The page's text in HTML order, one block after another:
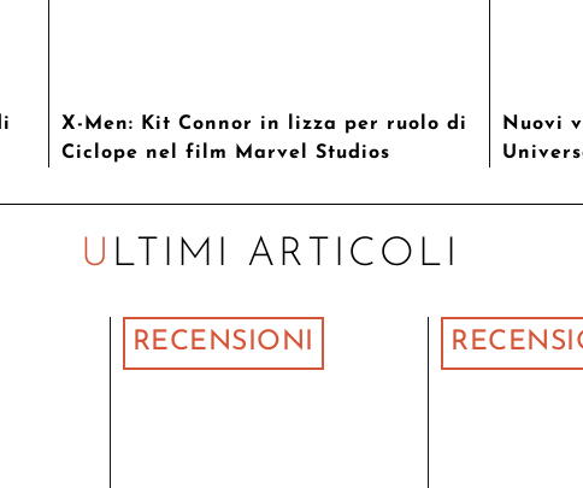
X-Men: Kit Connor in lizza per ruolo di
Ciclope nel film Marvel Studios
Nuovi
ULTIMI ARTICOLI
RECENSIONI